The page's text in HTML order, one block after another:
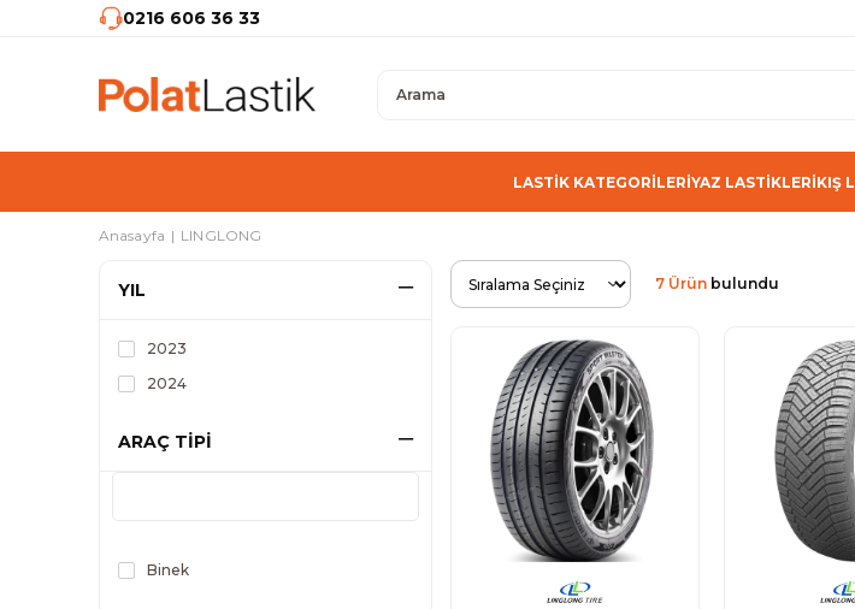
0216 606 36 33
LASTİK KATEGORİLERİYAZ LASTİKLERİKIŞ
Anasayfa LINGLONG
YIL
2023
2024
ARAÇ TİPİ
Binek
7 Ürün